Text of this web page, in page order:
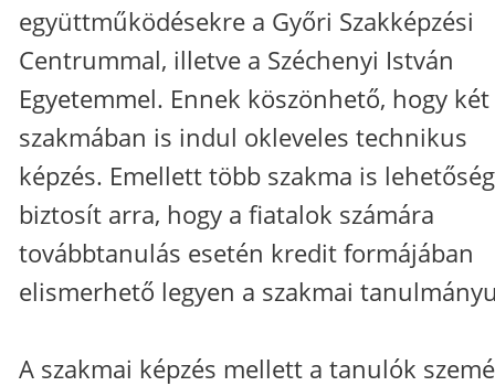
együttműködésekre a Győri Szakképzési
Centrummal, illetve a Széchenyi István
Egyetemmel. Ennek köszönhető, hogy két
szakmában is indul okleveles technikus
képzés. Emellett több szakma is
biztosít arra, hogy a fiatalok számára
továbbtanulás esetén kredit formájában
elismerhető legyen a szakmai
A szakmai képzés mellett a tanulók